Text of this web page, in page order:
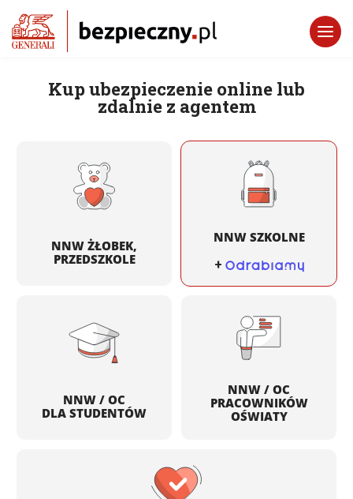
Kup ubezpieczenie online lub
zdalnie z agentem
NNW ŻŁOBEK,
PRZEDSZKOLE
NNW SZKOLNE
+
NNW / OC
DLA STUDENTÓW
NNW / OC
PRACOWNIKÓW
OŚWIATY